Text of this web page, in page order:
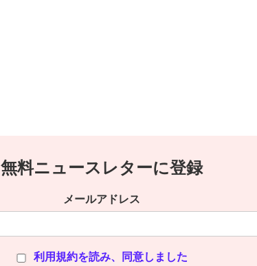
無料ニュースレターに登録
メールアドレス
利用規約を読み、同意しました